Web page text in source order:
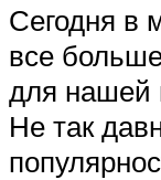
Сегодня в
все
для нашей
Не так